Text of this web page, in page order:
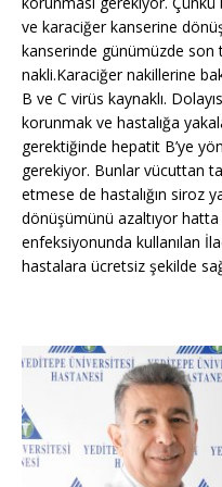
ve karaciğer kanserine
kanserinde günümüzde
nakli.Karaciğer nakillerine
B ve C virüs kaynaklı.
korunmak ve hastalığa
gerektiğinde hepatit B’ye
gerekiyor. Bunlar vücuttan
etmese de hastalığın siroz
dönüşümünü azaltıyor
enfeksiyonunda kullanılan
hastalara ücretsiz şekilde